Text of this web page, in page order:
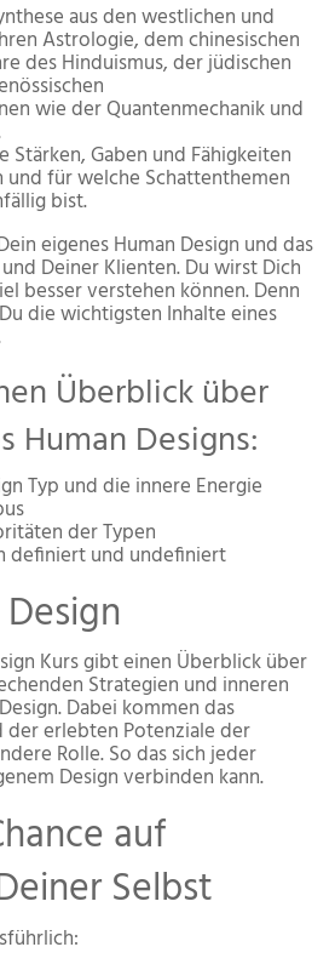
aus den westlichen und
Astrologie, dem chinesischen
des Hinduismus, der jüdischen
wie der Quantenmechanik und
Stärken, Gaben und Fähigkeiten
für welche Schattenthemen
bist.
eigenes Human Design und das
Deiner Klienten. Du wirst Dich
besser verstehen können. Denn
die wichtigsten Inhalte eines
Überblick über
Human Designs:
Typ und die innere Energie
der Typen
definiert und undefiniert
Kurs gibt einen Überblick über
Strategien und inneren
Dabei kommen das
der erlebten Potenziale der
Rolle. So das sich jeder
Design verbinden kann.
auf
Selbst